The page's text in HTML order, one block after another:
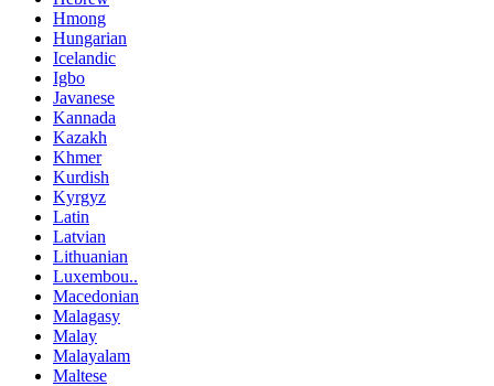
Hmong
Hungarian
Icelandic
Igbo
Javanese
Kannada
Kazakh
Khmer
Kurdish
Kyrgyz
Latin
Latvian
Lithuanian
Luxembou..
Macedonian
Malagasy
Malay
Malayalam
Maltese